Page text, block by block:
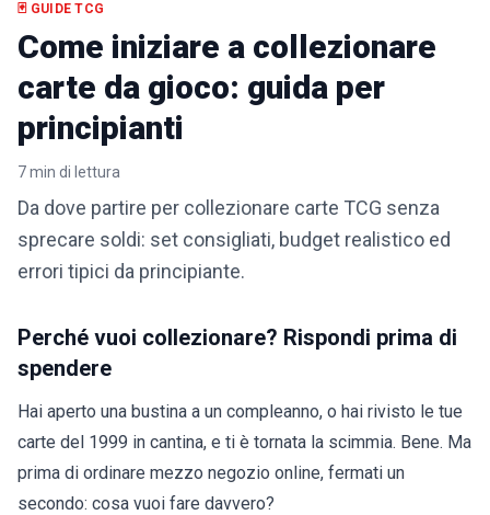
🃏 GUIDE TCG
Come iniziare a collezionare
carte da gioco: guida per
principianti
7min di lettura
Da dove partire per collezionare carte TCG senza
sprecare soldi: set consigliati, budget realistico ed
errori tipici da principiante.
Perché vuoi collezionare? Rispondi prima di
spendere
Hai aperto una bustina a un compleanno, o hai rivisto le tue
carte del 1999 in cantina, e ti è tornata la scimmia. Bene. Ma
prima di ordinare mezzo negozio online, fermati un
secondo: cosa vuoi fare davvero?